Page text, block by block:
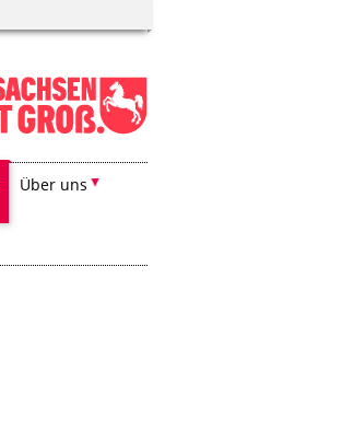
Über uns